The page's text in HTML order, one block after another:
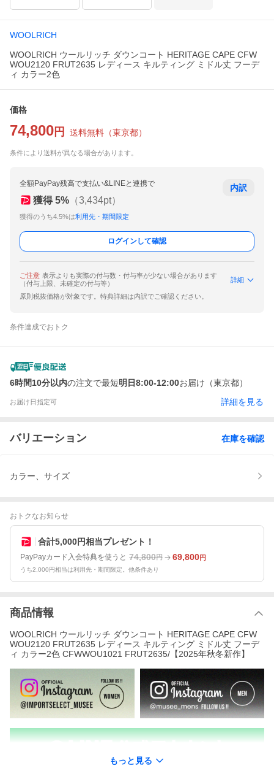
WOOLRICH
WOOLRICH ウールリッチ ダウンコート HERITAGE CAPE CFW
WOU2120 FRUT2635 レディース キルティング ミドル丈 フーデ
ィ カラー2色
価格
74,800 円 送料無料 （東京都）
条件により送料が異なる場合があります。
全額PayPay残高で支払い&LINEと連携で
獲得 5% （3,434pt）
獲得のうち4.5%は利用先・期間限定
内訳
ログインして確認
ご注意 表示よりも実際の付与数・付与率が少ない場合があります
（付与上限、未確定の付与等）
詳細
原則税抜価格が対象です。特典詳細は内訳でご確認ください。
条件達成でおトク
6時間10分以内の注文で最短明日8:00-12:00お届け（東京都）
お届け日指定可 詳細を見る
バリエーション 在庫を確認
カラー、サイズ
おトクなお知らせ
合計5,000円相当プレゼント！
PayPayカード入会特典を使うと 74,800円 69,800円
うち2,000円相当は利用先・期間限定。他条件あり
商品情報
WOOLRICH ウールリッチ ダウンコート HERITAGE CAPE CFW
WOU2120 FRUT2635 レディース キルティング ミドル丈 フーデ
ィ カラー2色 CFWWOU1021 FRUT2635/【2025年秋冬新作】
もっと見る